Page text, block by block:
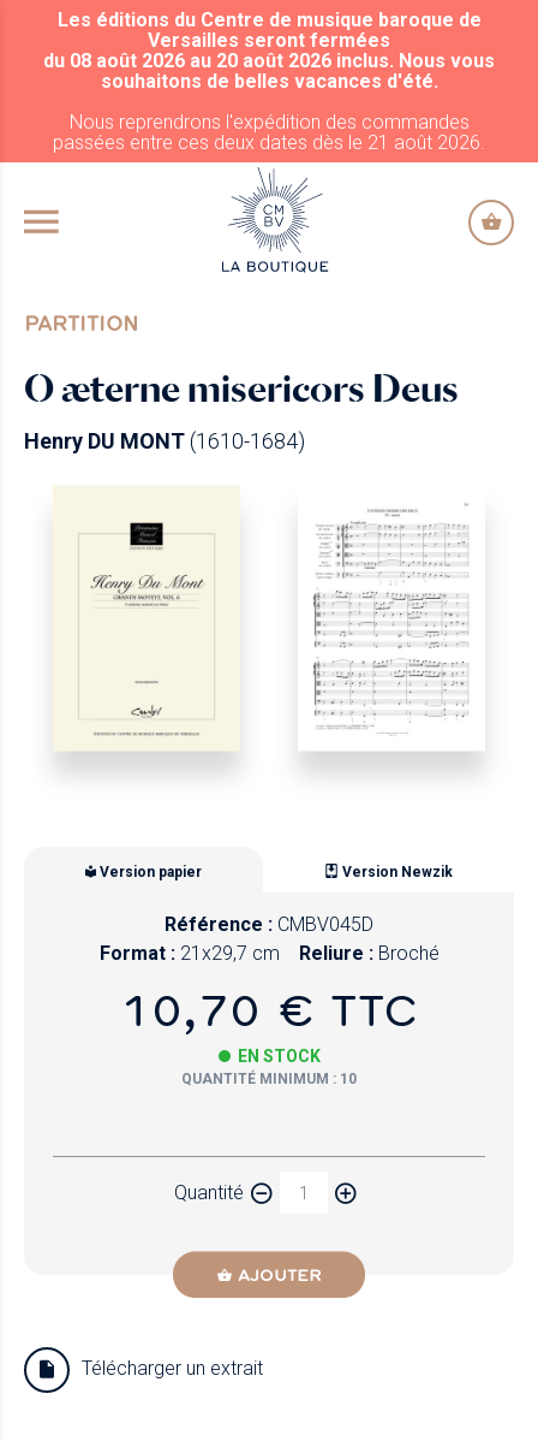
ALLER AU CONTENU PRINCIPAL
Les éditions du Centre de musique baroque de
Versailles seront fermées
du 08 août 2026 au 20 août 2026 inclus. Nous vous
souhaitons de belles vacances d'été.
Nous reprendrons l'expédition des commandes
passées entre ces deux dates dès le 21 août 2026.
PARTITION
O æterne misericors Deus
Henry DU MONT(1610-1684)
Version papier Version Newzik
Référence : CMBV045D
Format : 21x29,7 cm Reliure : Broché
10,70 € TTC
EN STOCK
QUANTITÉ MINIMUM : 10
Quantité
AJOUTER
Télécharger un extrait